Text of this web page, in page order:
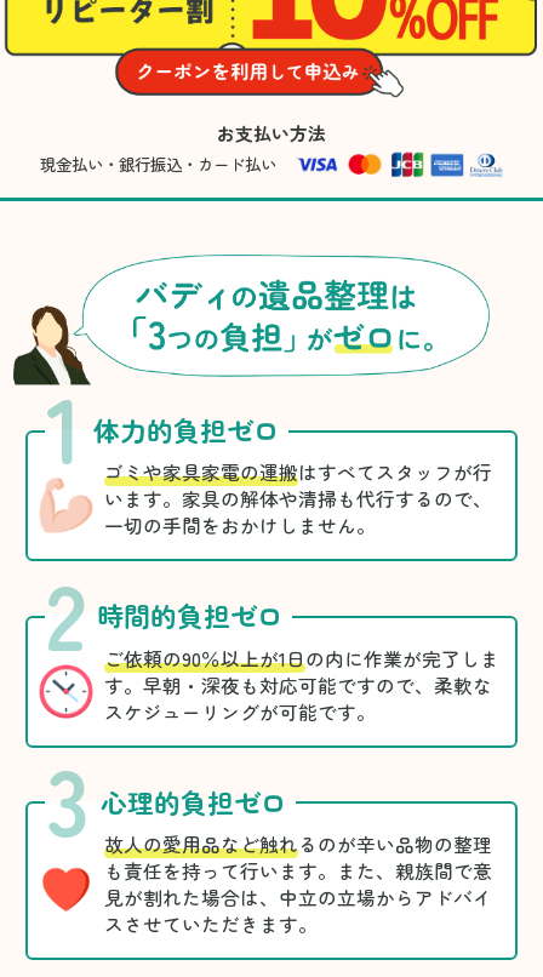
お支払い方法
現金払い・銀行振込・カード払い
1 体力的負担ゼロ
ゴミや家具家電の運搬はすべてスタッフが行
います。家具の解体や清掃も代行するので、
一切の手間をおかけしません。
2 時間的負担ゼロ
ご依頼の90％以上が1日の内に作業が完了しま
す。早朝・深夜も対応可能ですので、柔軟な
スケジューリングが可能です。
3 心理的負担ゼロ
故人の愛用品など触れるのが辛い品物の整理
も責任を持って行います。また、親族間で意
見が割れた場合は、中立の立場からアドバイ
スさせていただきます。